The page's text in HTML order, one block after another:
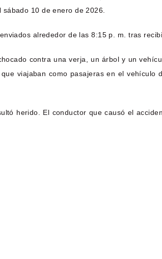
10 de enero de 2026.
alrededor de las 8:15 p. m. tras
contra una verja, un árbol y un
viajaban como pasajeras en el
herido. El conductor que causó el